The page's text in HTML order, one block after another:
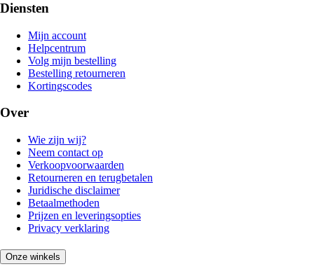
Diensten
Mijn account
Helpcentrum
Volg mijn bestelling
Bestelling retourneren
Kortingscodes
Over
Wie zijn wij?
Neem contact op
Verkoopvoorwaarden
Retourneren en terugbetalen
Juridische disclaimer
Betaalmethoden
Prijzen en leveringsopties
Privacy verklaring
Onze winkels